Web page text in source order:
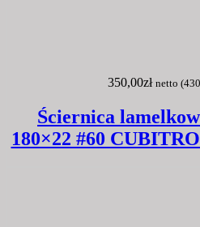
350,00zł netto (
Ściernica
180×22 #60